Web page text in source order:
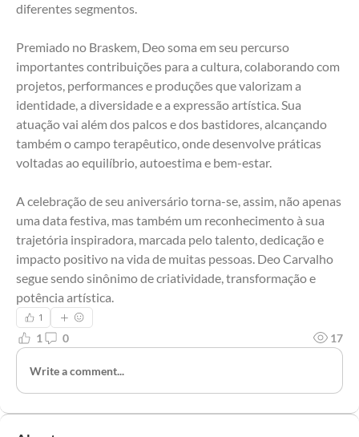
diferentes segmentos.
Premiado no Braskem, Deo soma em seu percurso
importantes contribuições para a cultura, colaborando com
projetos, performances e produções que valorizam a
identidade, a diversidade e a expressão artística. Sua
atuação vai além dos palcos e dos bastidores, alcançando
também o campo terapêutico, onde desenvolve práticas
voltadas ao equilíbrio, autoestima e bem-estar.
A celebração de seu aniversário torna-se, assim, não apenas
uma data festiva, mas também um reconhecimento à sua
trajetória inspiradora, marcada pelo talento, dedicação e
impacto positivo na vida de muitas pessoas. Deo Carvalho
segue sendo sinônimo de criatividade, transformação e
potência artística.
1
1 0 17
Write a comment...